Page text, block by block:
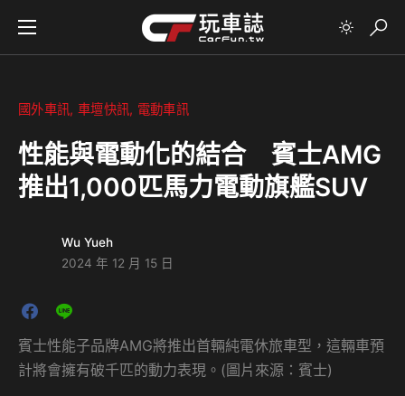
國外車訊 車壇快訊 電動車訊
性能與電動化的結合 賓士AMG
推出1,000匹馬力電動旗艦SUV
Wu Yueh
2024 年 12 月 15 日
賓士性能子品牌AMG將推出首輛純電休旅車型，這輛車預
計將會擁有破千匹的動力表現。(圖片來源：賓士)